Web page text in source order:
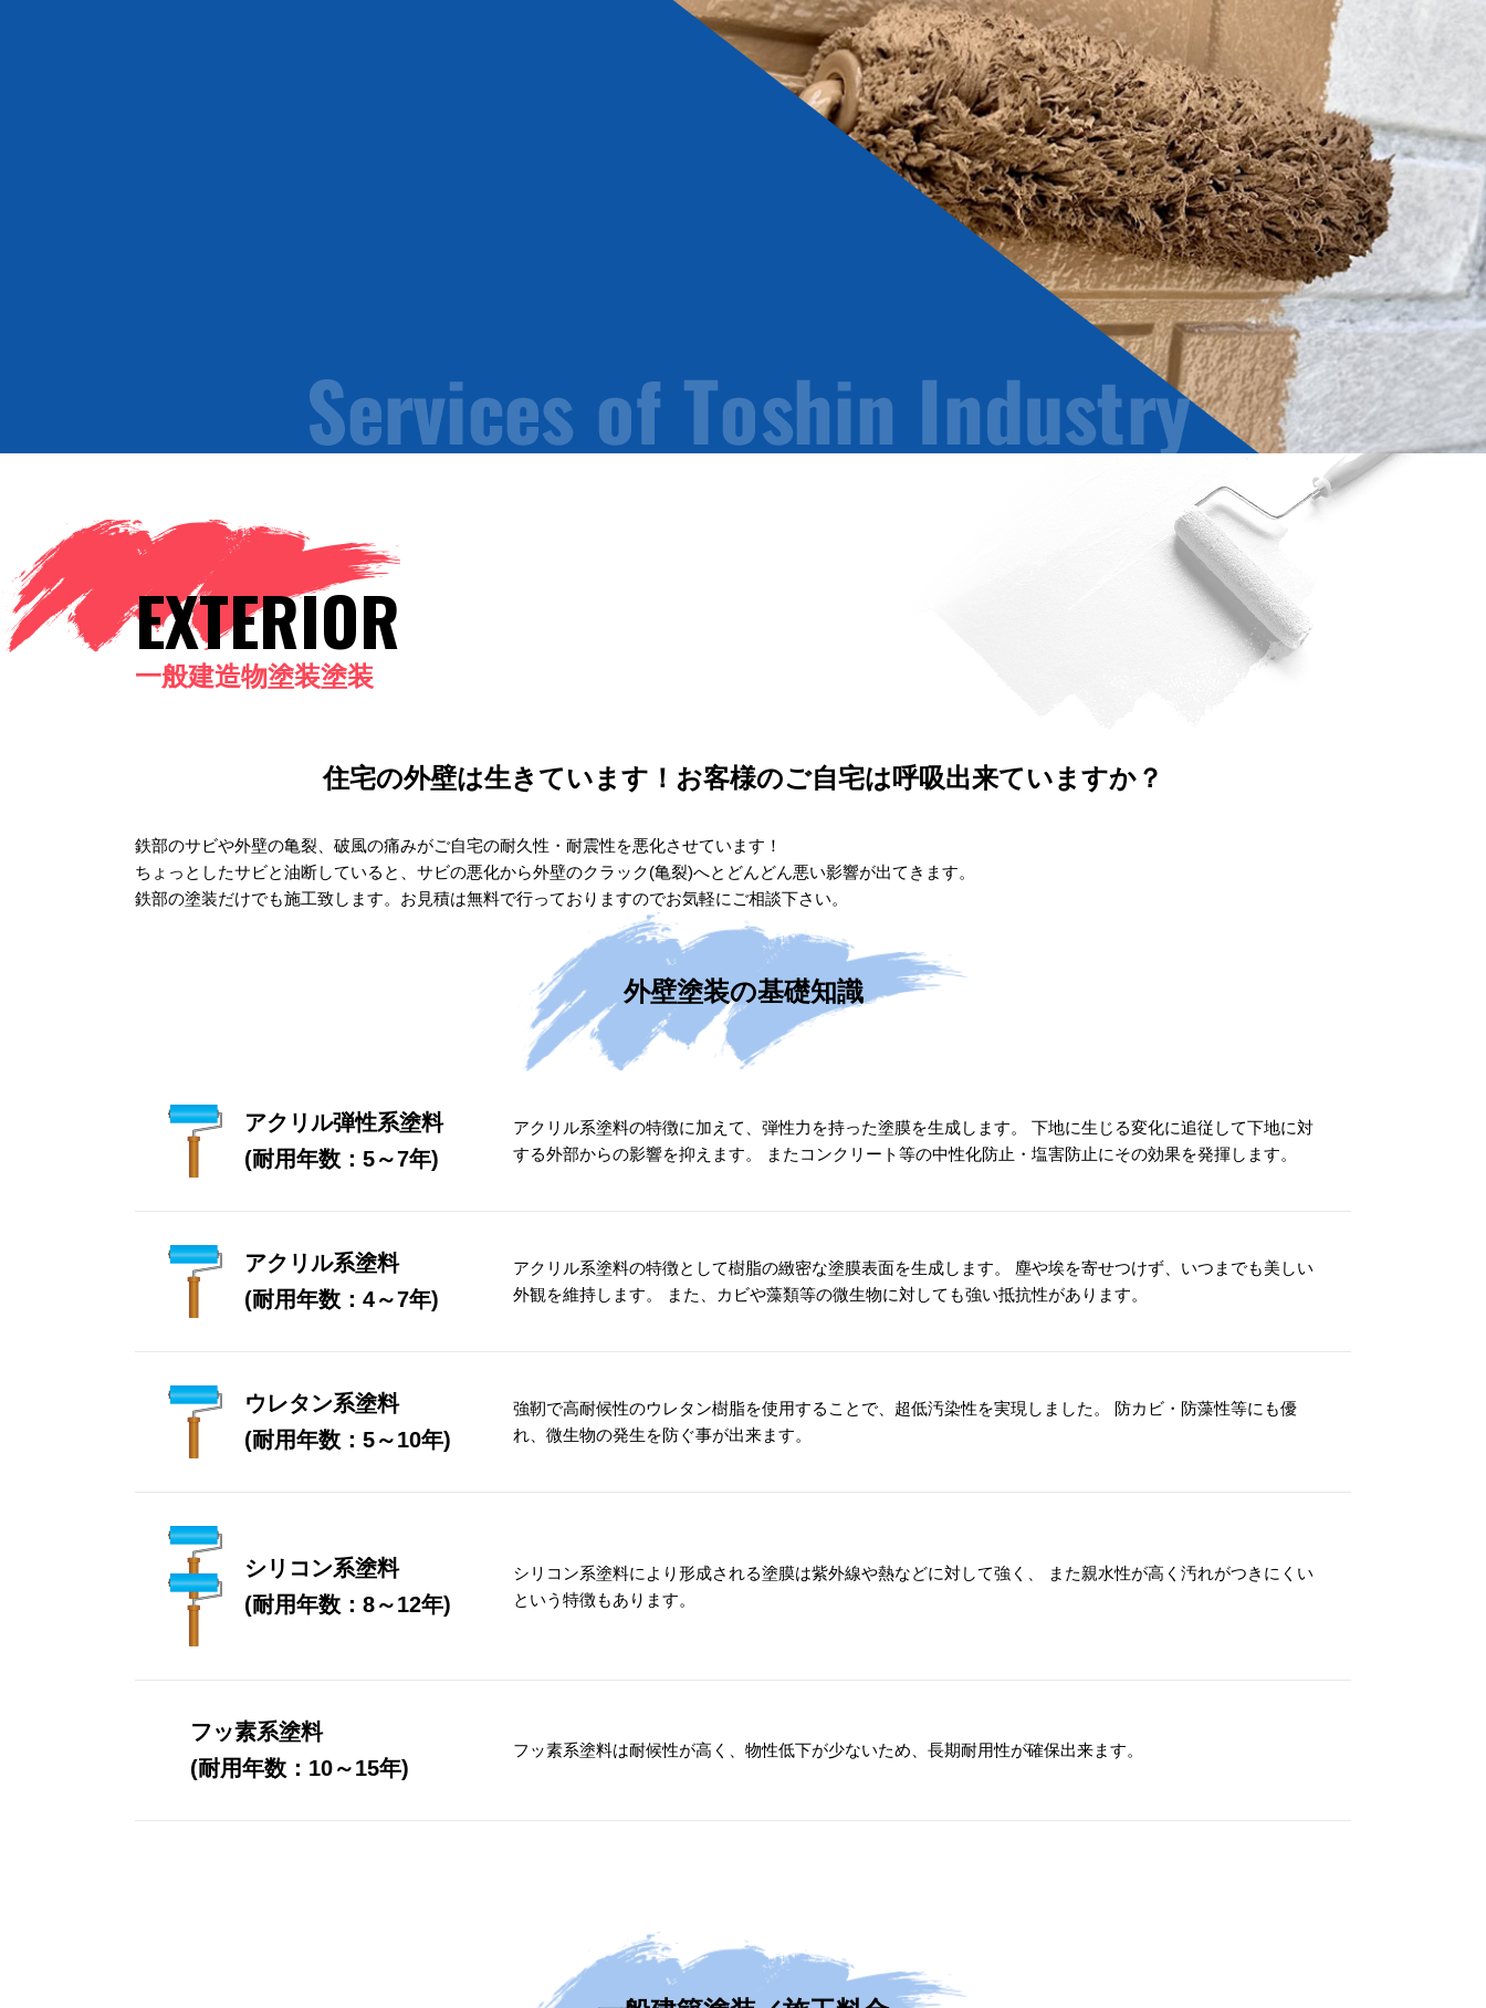
EXTERIOR
一般建造物塗装塗装
住宅の外壁は生きています！お客様のご自宅は呼吸出来ていますか？
鉄部のサビや外壁の亀裂、破風の痛みがご自宅の耐久性・耐震性を悪化させています！
ちょっとしたサビと油断していると、サビの悪化から外壁のクラック(亀裂)へとどんどん悪い影響が出てきます。
鉄部の塗装だけでも施工致します。お見積は無料で行っておりますのでお気軽にご相談下さい。
外壁塗装の基礎知識
アクリル弾性系塗料
(耐用年数：5～7年)
アクリル系塗料の特徴に加えて、弾性力を持った塗膜を生成します。 下地に生じる変化に追従して下地に対
する外部からの影響を抑えます。 またコンクリート等の中性化防止・塩害防止にその効果を発揮します。
アクリル系塗料
(耐用年数：4～7年)
アクリル系塗料の特徴として樹脂の緻密な塗膜表面を生成します。 塵や埃を寄せつけず、いつまでも美しい
外観を維持します。 また、カビや藻類等の微生物に対しても強い抵抗性があります。
ウレタン系塗料
(耐用年数：5～10年)
強靭で高耐候性のウレタン樹脂を使用することで、超低汚染性を実現しました。 防カビ・防藻性等にも優
れ、微生物の発生を防ぐ事が出来ます。
シリコン系塗料
(耐用年数：8～12年)
シリコン系塗料により形成される塗膜は紫外線や熱などに対して強く、 また親水性が高く汚れがつきにくい
という特徴もあります。
フッ素系塗料
(耐用年数：10～15年)
フッ素系塗料は耐候性が高く、物性低下が少ないため、長期耐用性が確保出来ます。